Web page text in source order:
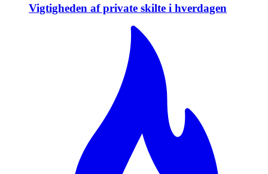
Vigtigheden af private skilte i hverdagen